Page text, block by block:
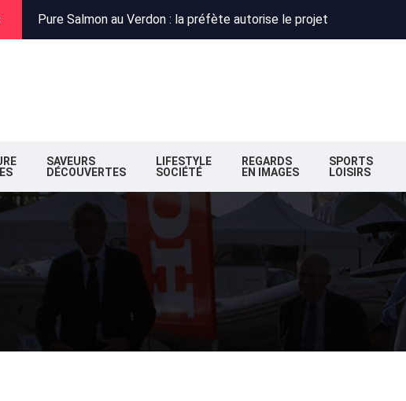
Incendies en Gironde : Obispo, Zazie et Renaud réunis pour un
Stationnement à Bordeaux : la nouvelle majorité change de cap
SAVEURS
DÉCOUVERTES
LIFESTYLE
SOCIÉTÉ
REGARDS
EN IMAGES
SPORTS
LOISIRS